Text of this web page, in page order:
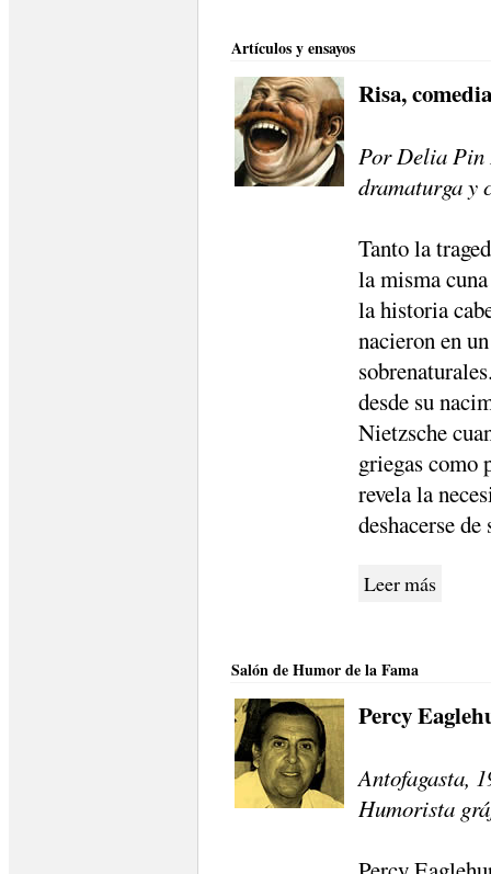
Artículos y ensayos
Risa,
Por Delia Pin
dramaturga y
Tanto la
la misma
la historia
nacieron en
desde su
Nietzsche
griegas como
revela la
deshacerse
Leer más
Salón de Humor de la Fama
Percy
Antofagasta,
Humorista